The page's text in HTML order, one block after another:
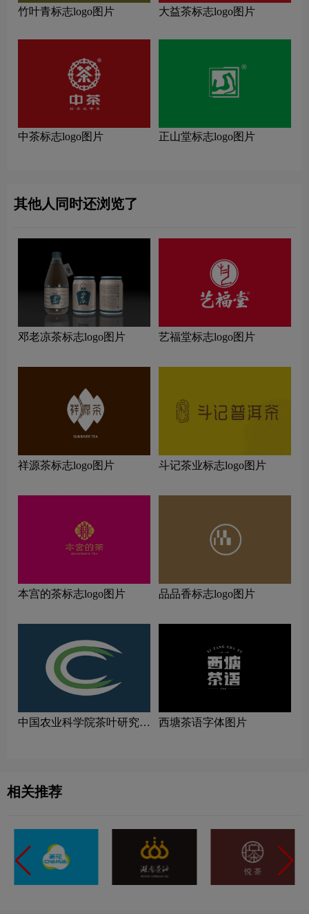
竹叶青标志logo图片 大益茶标志logo图片
中茶标志logo图片 正山堂标志logo图片
其他人同时还浏览了
邓老凉茶标志logo图片 艺福堂标志logo图片
祥源茶标志logo图片 斗记茶业标志logo图片
本宫的茶标志logo图片 品品香标志logo图片
中国农业科学院茶叶研究所
西塘茶语字体图片
相关推荐